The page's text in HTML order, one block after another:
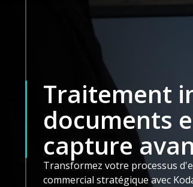
Traitement
documents
capture
Transformez votre processus
commercial stratégique avec